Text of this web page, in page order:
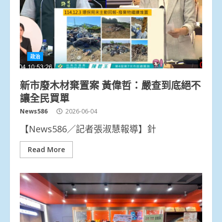
政治
新市廢木材棄置案 黃偉哲：嚴查到底絕不
讓全民買單
News586 2026-06-04
【News586／記者張淑慧報導】針
Read More